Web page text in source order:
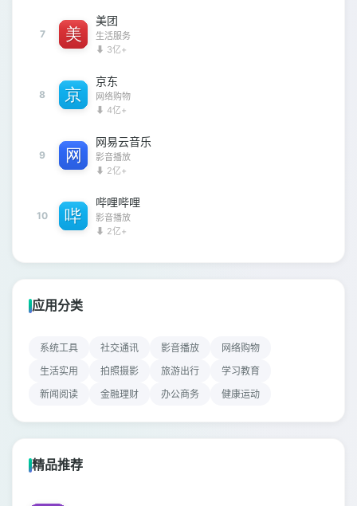
7
美团
生活服务
⬇ 3亿+
8
京东
网络购物
⬇ 4亿+
9
网易云音乐
影音播放
⬇ 2亿+
10
哔哩哔哩
影音播放
⬇ 2亿+
应用分类
系统工具 社交通讯 影音播放
网络购物
生活实用
拍照摄影 旅游出行
学习教育
新闻阅读
金融理财 办公商务 健康运动
精品推荐